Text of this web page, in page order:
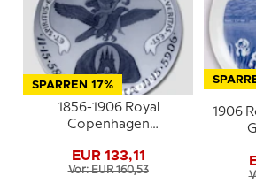
SPARREN 17%
1856-1906 Royal
Copenhagen
SPIRITUS EST QUI
TESTATUR QUOD
EUR 133,11
Vor: EUR 160,53
1906